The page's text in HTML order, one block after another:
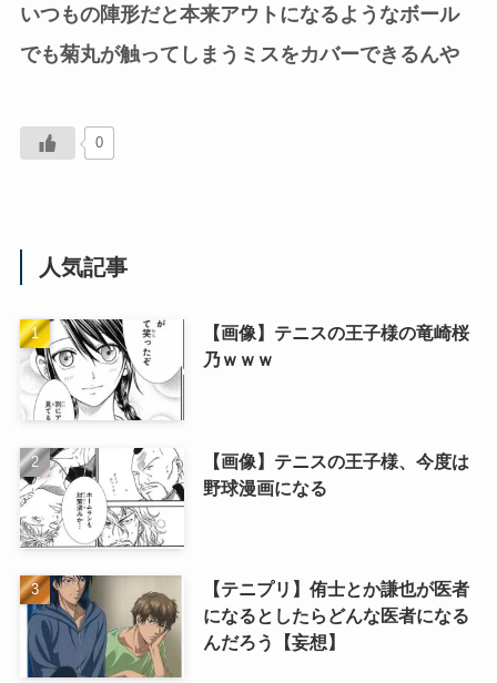
いつもの陣形だと本来アウトになるようなボール
でも菊丸が触ってしまうミスをカバーできるんや
0
人気記事
【画像】テニスの王子様の竜崎桜
乃ｗｗｗ
【画像】テニスの王子様、今度は
野球漫画になる
【テニプリ】侑士とか謙也が医者
になるとしたらどんな医者になる
んだろう【妄想】